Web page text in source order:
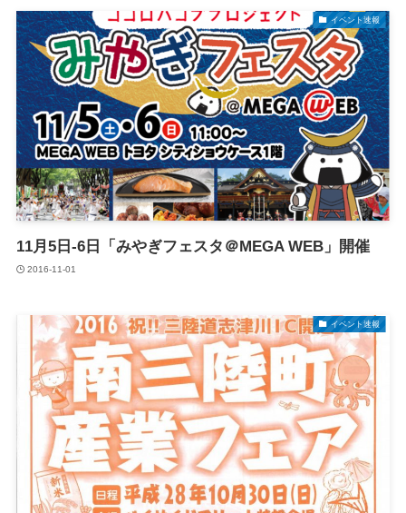
イベント速報
11月5日-6日「みやぎフェスタ＠MEGA WEB」開催
2016-11-01
イベント速報